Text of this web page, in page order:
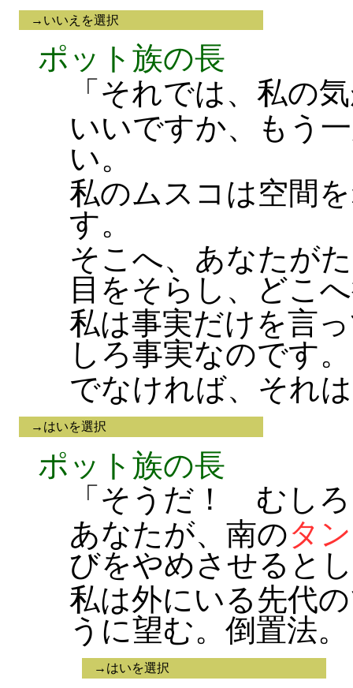
→いいえを選択
ポット族の長
「それでは、私の
いいですか、もう
い。
私のムスコは空間
す。
そこへ、あなたが
目をそらし、どこ
私は事実だけを言
しろ事実なのです。
でなければ、それ
→はいを選択
ポット族の長
「そうだ！ むし
あなたが、南のタ
びをやめさせると
私は外にいる先代
うに望む。倒置法。
→はいを選択